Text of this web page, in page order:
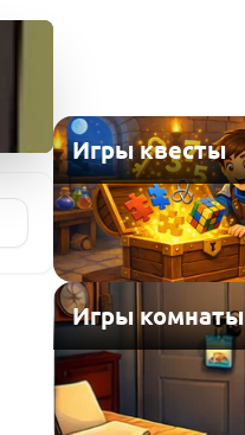
Игры квесты
Игры комнаты